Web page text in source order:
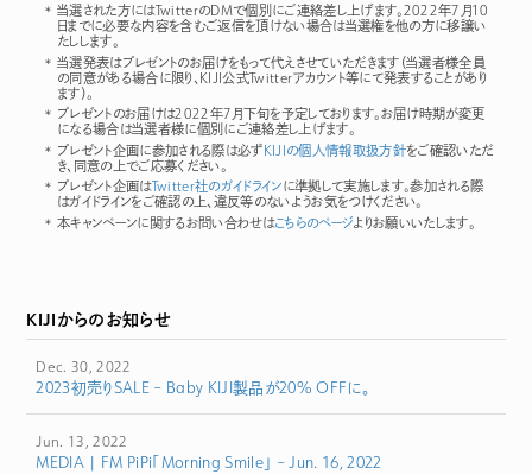
当選された方にはTwitterのDMで個別にご連絡差し上げます。2022年7月10
日までに必要な内容を含むご返信を頂けない場合は当選権を他の方に移譲い
たしします。
当選発表はプレゼントのお届けをもって代えさせていただきます（当選者様全員
の同意がある場合に限り、KIJI公式Twitterアカウント等にて発表することがあり
ます）。
プレゼントのお届けは2022年7月下旬を予定しております。お届け時期が変更
になる場合は当選者様に個別にご連絡差し上げます。
プレゼント企画に参加される際は必ずKIJIの個人情報取扱方針をご確認いただ
き、同意の上でご応募ください。
プレゼント企画はTwitter社のガイドラインに準拠して実施します。参加される際
はガイドラインをご確認の上、違反等のないようお気をつけください。
本キャンペーンに関するお問い合わせはこちらのページよりお願いいたします。
KIJIからのお知らせ
Dec. 30, 2022
2023初売りSALE – Baby KIJI製品が20% OFFに。
Jun. 13, 2022
MEDIA | FM PiPi「Morning Smile」 – Jun. 16, 2022